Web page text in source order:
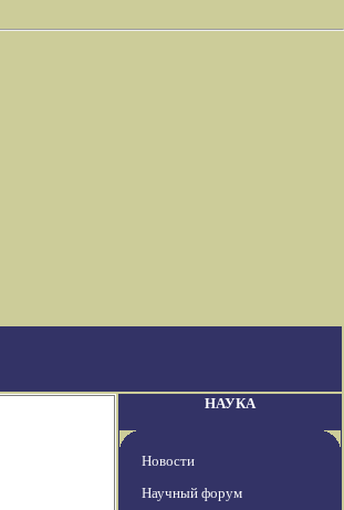
НАУКА
Новости
Научный форум